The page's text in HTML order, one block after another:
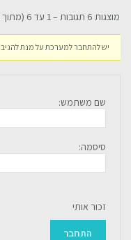
מוצגות 6 תגובות – 1 עד 6 (מתוך 6 סה״כ)
יש להתחבר למערכת על מנת להגיב.
שם משתמש:
סיסמה:
זכור אותי
התחבר